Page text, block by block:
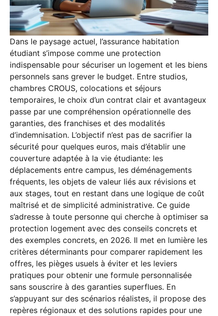
Dans le paysage actuel, l’assurance habitation
étudiant s’impose comme une protection
indispensable pour sécuriser un logement et les biens
personnels sans grever le budget. Entre studios,
chambres CROUS, colocations et séjours
temporaires, le choix d’un contrat clair et avantageux
passe par une compréhension opérationnelle des
garanties, des franchises et des modalités
d’indemnisation. L’objectif n’est pas de sacrifier la
sécurité pour quelques euros, mais d’établir une
couverture adaptée à la vie étudiante: les
déplacements entre campus, les déménagements
fréquents, les objets de valeur liés aux révisions et
aux stages, tout en restant dans une logique de coût
maîtrisé et de simplicité administrative. Ce guide
s’adresse à toute personne qui cherche à optimiser sa
protection logement avec des conseils concrets et
des exemples concrets, en 2026. Il met en lumière les
critères déterminants pour comparer rapidement les
offres, les pièges usuels à éviter et les leviers
pratiques pour obtenir une formule personnalisée
sans souscrire à des garanties superflues. En
s’appuyant sur des scénarios réalistes, il propose des
repères régionaux et des solutions rapides pour une